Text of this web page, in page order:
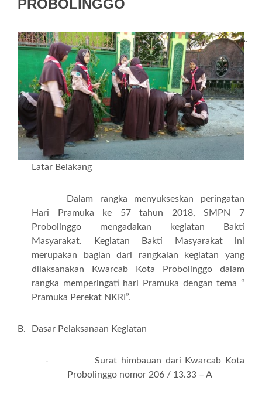
PROBOLINGGO
A.
Latar Belakang
Dalam rangka menyukseskan peringatan
Hari Pramuka ke 57 tahun 2018, SMPN 7
Probolinggo mengadakan kegiatan Bakti
Masyarakat. Kegiatan Bakti Masyarakat ini
merupakan bagian dari rangkaian kegiatan yang
dilaksanakan Kwarcab Kota Probolinggo dalam
rangka memperingati hari Pramuka dengan tema “
Pramuka Perekat NKRI”.
B. Dasar Pelaksanaan Kegiatan
-
Surat himbauan dari Kwarcab Kota
Probolinggo nomor 206 / 13.33 – A